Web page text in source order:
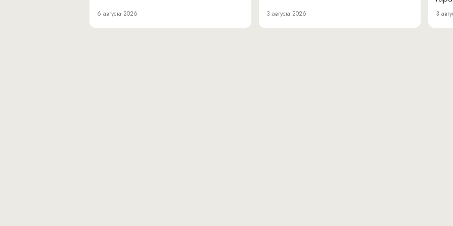
6 августа 2026 3 августа 2026 3